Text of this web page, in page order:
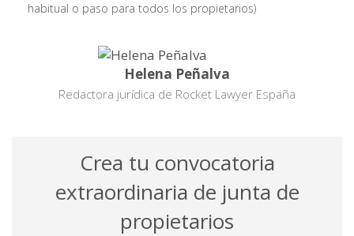
habitual o paso para todos los propietarios)
Helena Peñalva
Redactora jurídica de Rocket Lawyer España
Crea tu convocatoria
extraordinaria de junta de
propietarios